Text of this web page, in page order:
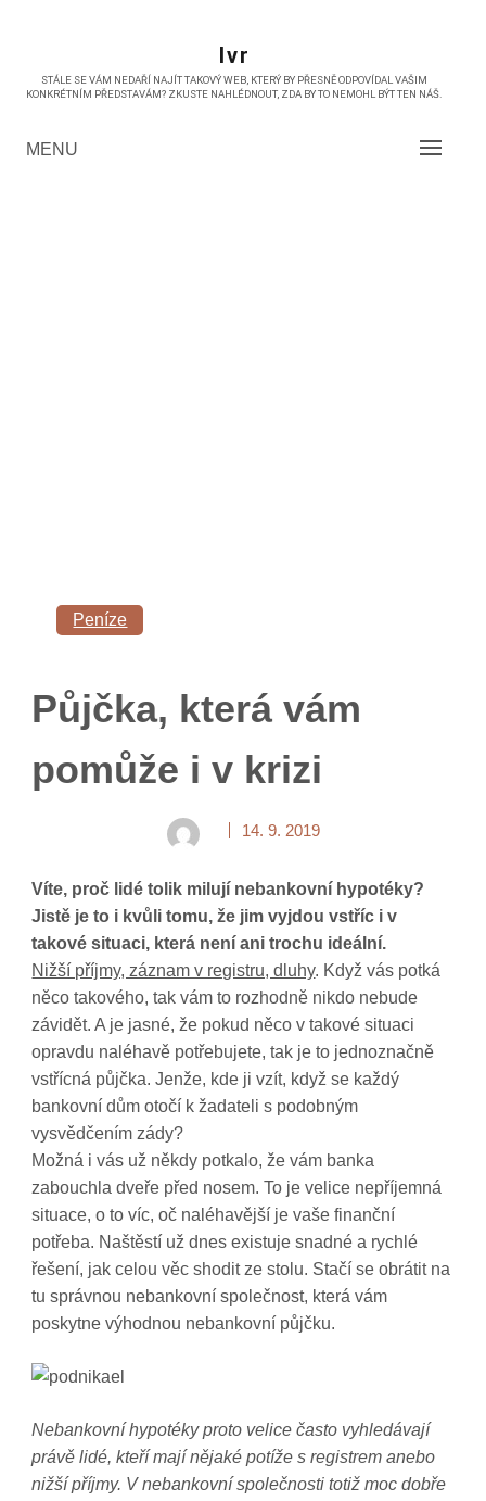
Ivr
STÁLE SE VÁM NEDAŘÍ NAJÍT TAKOVÝ WEB, KTERÝ BY PŘESNĚ ODPOVÍDAL VAŠIM
KONKRÉTNÍM PŘEDSTAVÁM? ZKUSTE NAHLÉDNOUT, ZDA BY TO NEMOHL BÝT TEN NÁŠ.
MENU
Peníze
Půjčka, která vám
pomůže i v krizi
14. 9. 2019
Víte, proč lidé tolik milují nebankovní hypotéky?
Jistě je to i kvůli tomu, že jim vyjdou vstříc i v
takové situaci, která není ani trochu ideální.
Nižší příjmy, záznam v registru, dluhy. Když vás potká
něco takového, tak vám to rozhodně nikdo nebude
závidět. A je jasné, že pokud něco v takové situaci
opravdu naléhavě potřebujete, tak je to jednoznačně
vstřícná půjčka. Jenže, kde ji vzít, když se každý
bankovní dům otočí k žadateli s podobným
vysvědčením zády?
Možná i vás už někdy potkalo, že vám banka
zabouchla dveře před nosem. To je velice nepříjemná
situace, o to víc, oč naléhavější je vaše finanční
potřeba. Naštěstí už dnes existuje snadné a rychlé
řešení, jak celou věc shodit ze stolu. Stačí se obrátit na
tu správnou nebankovní společnost, která vám
poskytne výhodnou nebankovní půjčku.
Nebankovní hypotéky proto velice často vyhledávají
právě lidé, kteří mají nějaké potíže s registrem anebo
nižší příjmy. V nebankovní společnosti totiž moc dobře